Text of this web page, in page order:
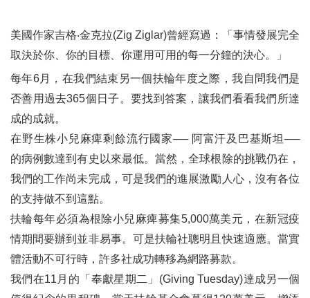
美國作家吉格‧金克拉(Zig Ziglar)曾經寫過：「事情發展完全
取決於你、你的目標、你運用可用的每一分鐘的決心。」
每年6月，在我們結束另一個扶輪年度之際，我自問我們是
否善用過去365個日子。要找到答案，讓我們看看我們所達
成的成就。
在野生株小兒麻痺剩餘流行國家── 阿富汗及巴基斯坦──
的病例數達到有史以來最低。當然，全球根除的挑戰仍在，
我們的工作尚未完成，可是我們的進展激勵人心，沒有各位
的支持做不到這點。
扶輪每年必須為根除小兒麻痺募集5,000萬美元，在新冠疫
情期間要辦到並非易事。可是扶輪社聰明且快速適應。當實
體活動不可行時，許多社成功轉移為網路募款。
我們在11月的「奉獻星期二」(Giving Tuesday)達成另一個